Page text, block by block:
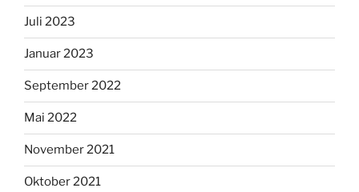
Juli 2023
Januar 2023
September 2022
Mai 2022
November 2021
Oktober 2021